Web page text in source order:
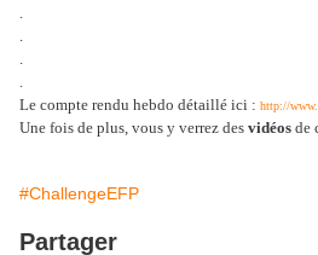
Le compte rendu hebdo détaillé ici : http://
Une fois de plus, vous y verrez des vidéos de
#ChallengeEFP
Partager